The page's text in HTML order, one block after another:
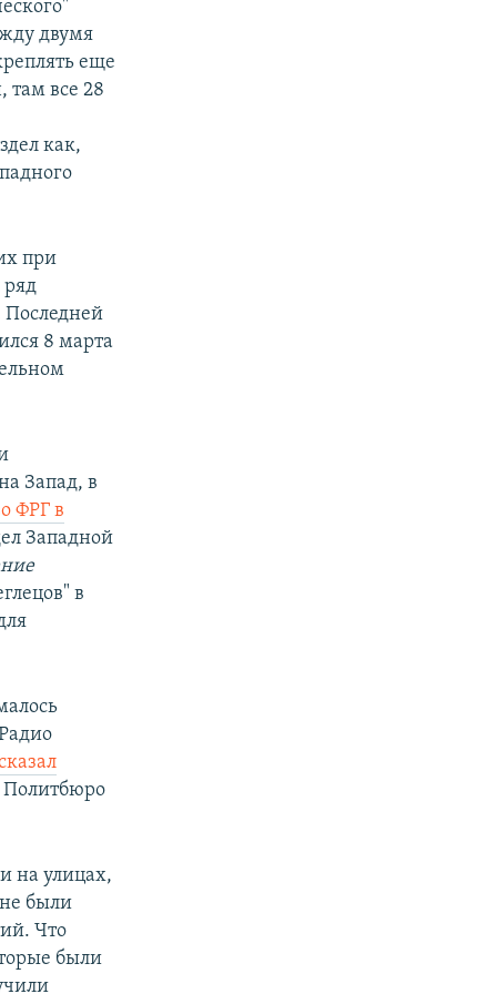
двумя
еще
там все 28
как,
при
ряд
Последней
8 марта
Запад, в
ФРГ в
Западной
в
на улицах,
были
Что
были